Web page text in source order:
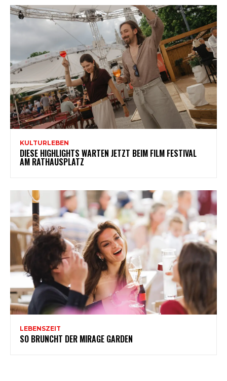
KULTURLEBEN
DIESE HIGHLIGHTS WARTEN JETZT BEIM FILM FESTIVAL
AM RATHAUSPLATZ
LEBENSZEIT
SO BRUNCHT DER MIRAGE GARDEN